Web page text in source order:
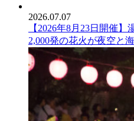
2026.07.07
【2026年8月23日開催
2,000発の花火が夜空と